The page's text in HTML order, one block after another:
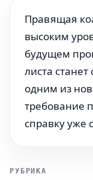
Правящая
высоким
будущем
листа
одним из
требование
справку уже
РУБРИКА